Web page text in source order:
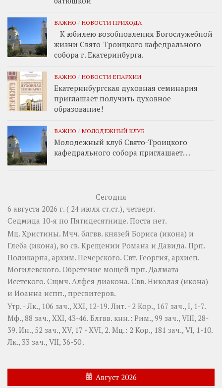
ВАЖНО / НОВОСТИ ПРИХОДА
К юбилею возобновления Богослужебной
жизни Свято-Троицкого кафедрального
собора г. Екатеринбурга.
ВАЖНО / НОВОСТИ ЕПАРХИИ
Екатеринбургская духовная семинария
приглашает получить духовное
образование!
ВАЖНО / МОЛОДЕЖНЫЙ КЛУБ
Молодежный клуб Свято-Троицкого
кафедрального собора приглашает. . .
Сегодня
6 августа 2026 г. ( 24 июля ст.ст.), четверг.
Седмица 10-я по Пятидесятнице. Поста нет.
Мц. Христины. Мчч. блгвв. князей Бориса (икона) и
Глеба (икона), во св. Крещении Романа и Давида. Прп.
Поликарпа, архим. Печерского. Свт. Георгия, архиеп.
Могилевского. Обретение мощей прп. Далмата
Исетского. Сщмч. Алфея диакона. Свв. Николая (икона)
и Иоанна испп., пресвитеров.
Утр. -Лк., 106 зач., XXI, 12-19.Лит. - 2 Кор., 167 зач., I, 1-7.
Мф., 88 зач., XXI, 43-46. Блгвв. кнн.: Рим., 99 зач., VIII, 28-
39. Ин., 52 зач., XV, 17 - XVI, 2. Мц.: 2 Кор., 181 зач., VI, 1-10.
Лк., 33 зач., VII, 36-50 .
Август 2026